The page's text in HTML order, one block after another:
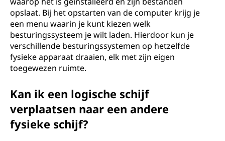
opslaat. Bij het opstarten van de computer krijg je
een menu waarin je kunt kiezen welk
besturingssysteem je wilt laden. Hierdoor kun je
verschillende besturingssystemen op hetzelfde
fysieke apparaat draaien, elk met zijn eigen
toegewezen ruimte.
Kan ik een logische schijf
verplaatsen naar een andere
fysieke schijf?